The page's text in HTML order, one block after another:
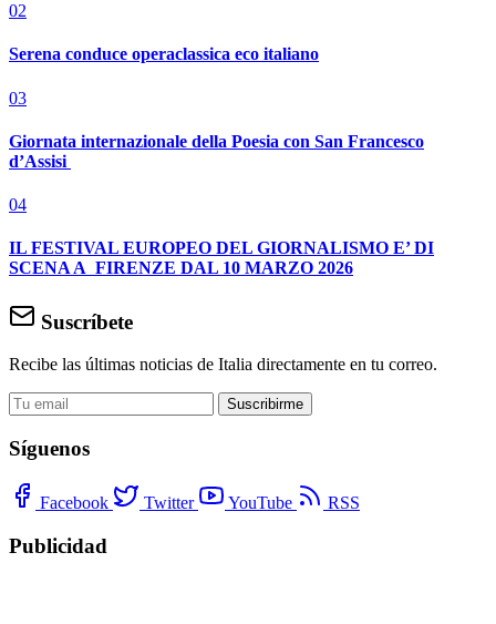
02
Serena conduce operaclassica eco italiano
03
Giornata internazionale della Poesia con San Francesco
d’Assisi
04
IL FESTIVAL EUROPEO DEL GIORNALISMO E’ DI
SCENA A FIRENZE DAL 10 MARZO 2026
Suscríbete
Recibe las últimas noticias de Italia directamente en tu correo.
Suscribirme
Síguenos
Facebook Twitter YouTube RSS
Publicidad